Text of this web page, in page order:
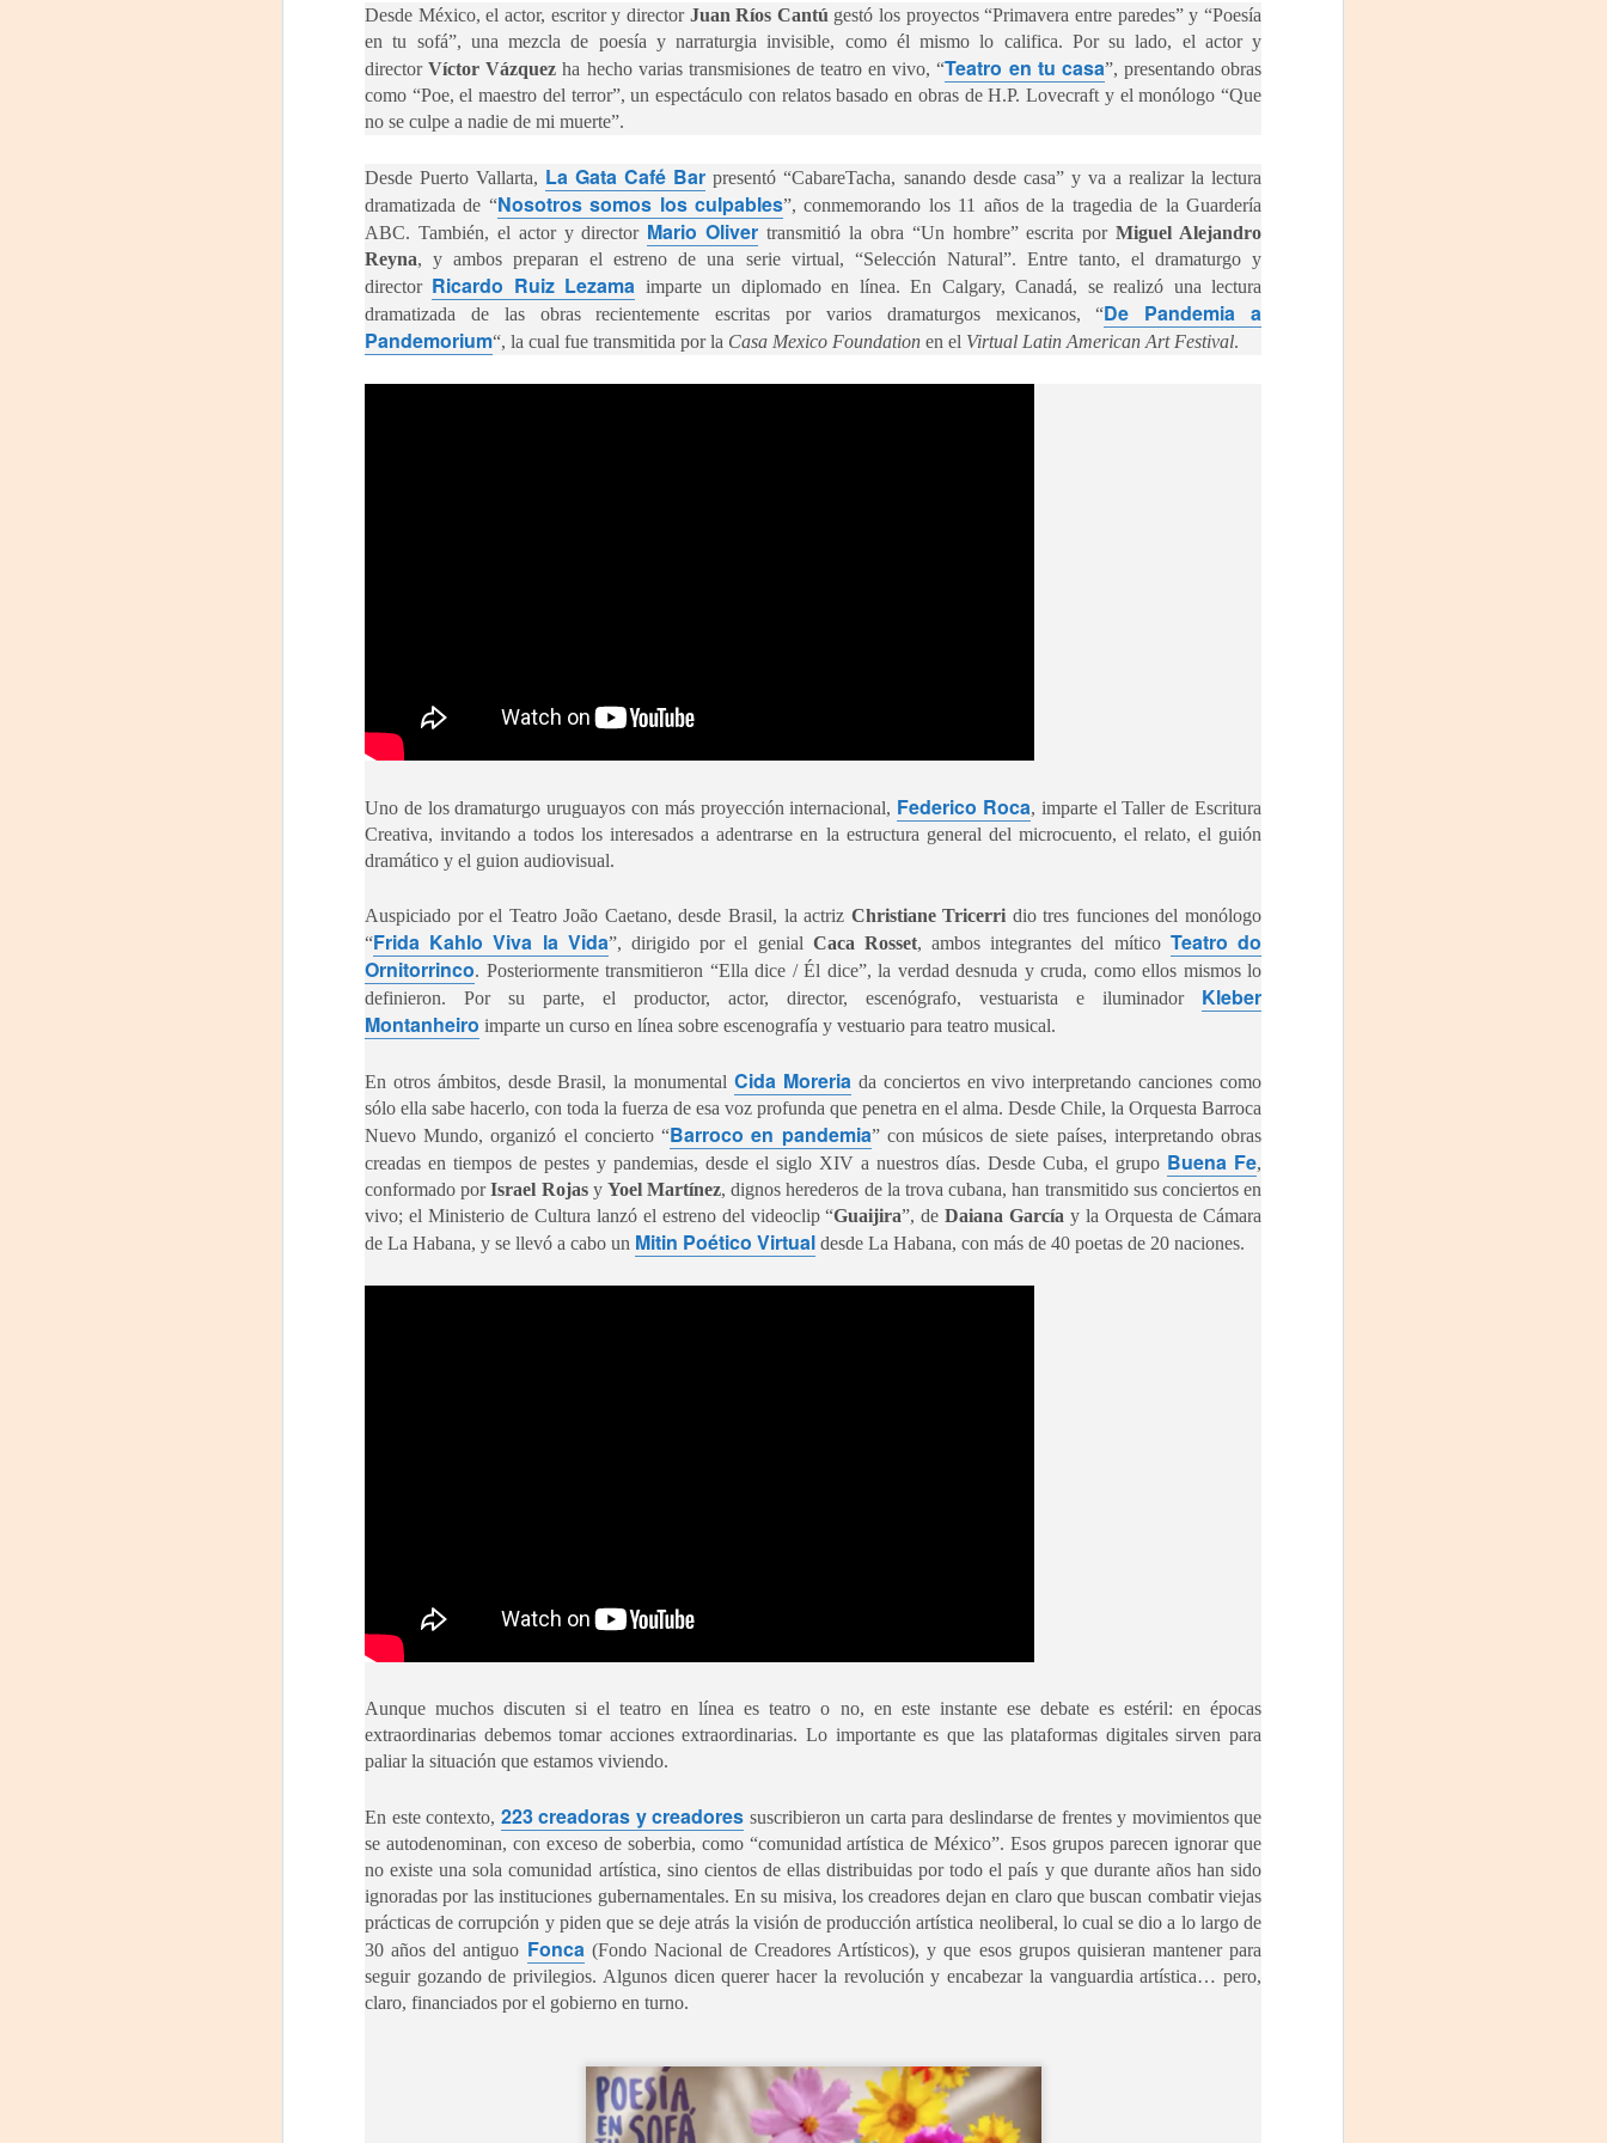
Desde México, el actor, escritor y director Juan Ríos Cantú gestó los proyectos “Primavera entre paredes” y “Poesía
en tu sofá”, una mezcla de poesía y narraturgia invisible, como él mismo lo califica. Por su lado, el actor y
directorVíctor Vázquez ha hecho varias transmisiones de teatro en vivo, “Teatro en tu casa”, presentando obras
como “Poe, el maestro del terror”, un espectáculo con relatos basado en obras de H.P. Lovecraft y el monólogo “Que
no se culpe a nadie de mi muerte”.
Desde Puerto Vallarta, La Gata Café Bar presentó “CabareTacha, sanando desde casa” y va a realizar la lectura
dramatizada de “Nosotros somos los culpables”, conmemorando los 11 años de la tragedia de la Guardería
ABC. También, el actor y director Mario Oliver transmitió la obra “Un hombre” escrita porMiguel Alejandro
Reyna, y ambos preparan el estreno de una serie virtual, “Selección Natural”. Entre tanto, el dramaturgo y
director Ricardo Ruiz Lezama imparte un diplomado en línea. En Calgary, Canadá, se realizó una lectura
dramatizada de las obras recientemente escritas por varios dramaturgos mexicanos, “De Pandemia a
Pandemorium“, la cual fue transmitida por la Casa Mexico Foundation en el Virtual Latin American Art Festival.
Uno de los dramaturgo uruguayos con más proyección internacional, Federico Roca, imparte el Taller de Escritura
Creativa, invitando a todos los interesados a adentrarse en la estructura general del microcuento, el relato, el guión
dramático y el guion audiovisual.
Auspiciado por el Teatro João Caetano, desde Brasil, la actriz Christiane Tricerri dio tres funciones del monólogo
“Frida Kahlo Viva la Vida”, dirigido por el genial Caca Rosset, ambos integrantes del mítico Teatro do
Ornitorrinco. Posteriormente transmitieron “Ella dice / Él dice”, la verdad desnuda y cruda, como ellos mismos lo
definieron. Por su parte, el productor, actor, director, escenógrafo, vestuarista e iluminador Kleber
Montanheiro imparte un curso en línea sobre escenografía y vestuario para teatro musical.
En otros ámbitos, desde Brasil, la monumentalCida Moreria da conciertos en vivo interpretando canciones como
sólo ella sabe hacerlo, con toda la fuerza de esa voz profunda que penetra en el alma. Desde Chile, la Orquesta Barroca
Nuevo Mundo, organizó el concierto “Barroco en pandemia” con músicos de siete países, interpretando obras
creadas en tiempos de pestes y pandemias, desde el siglo XIV a nuestros días. Desde Cuba, el grupo Buena Fe,
conformado porIsrael Rojasy Yoel Martínez, dignos herederos de la trova cubana, han transmitido sus conciertos en
vivo; el Ministerio de Cultura lanzó el estreno del videoclip “Guaijira”, deDaiana García y la Orquesta de Cámara
de La Habana, y se llevó a cabo un Mitin Poético Virtual desde La Habana, con más de 40 poetas de 20 naciones.
Aunque muchos discuten si el teatro en línea es teatro o no, en este instante ese debate es estéril: en épocas
extraordinarias debemos tomar acciones extraordinarias. Lo importante es que las plataformas digitales sirven para
paliar la situación que estamos viviendo.
En este contexto, 223 creadoras y creadores suscribieron un carta para deslindarse de frentes y movimientos que
se autodenominan, con exceso de soberbia, como “comunidad artística de México”. Esos grupos parecen ignorar que
no existe una sola comunidad artística, sino cientos de ellas distribuidas por todo el país y que durante años han sido
ignoradas por las instituciones gubernamentales. En su misiva, los creadores dejan en claro que buscan combatir viejas
prácticas de corrupción y piden que se deje atrás la visión de producción artística neoliberal, lo cual se dio a lo largo de
30 años del antiguo Fonca (Fondo Nacional de Creadores Artísticos), y que esos grupos quisieran mantener para
seguir gozando de privilegios. Algunos dicen querer hacer la revolución y encabezar la vanguardia artística… pero,
claro, financiados por el gobierno en turno.
hambruna
#AlimentarLaVida
Solidaridad con Pueblos Mayas en riesgo de hambruna.
Envía llamamientos al Estado mexicano para urgir:
📌 Implementación de un Plan de Emergencia Alimentaria hacia
pueblos originarios.
📌 Intervención del Comité Internacional de la Cruz Roja.
2
Frida Kahlo Viva la Vida - São Paulo
25 de Julho até dia 2 de agosto
Online / gratuito
1
Divorciadas - Monterrey
𝗘𝗹 𝗱𝗶𝘃𝗼𝗿𝗰𝗶𝗼 𝗽𝘂𝗲𝗱𝗲 𝘀𝗲𝗿 𝗲𝗹 𝗺𝗲𝗷𝗼𝗿 𝗱𝗲 𝗹𝗼𝘀 𝘁𝗿𝗶𝘂𝗻𝗳𝗼𝘀 𝘀𝗶 𝘀𝗲
𝗰𝘂𝗲𝗻𝘁𝗮 𝗰𝗼𝗻 𝗵𝘂𝗺𝗼𝗿.
amigas y disfruten de una noche sin dramas (𝘰 𝘤𝘰𝘯 𝘮𝘶𝘤𝘩𝘰𝘴, 𝘱𝘦𝘳𝘰 𝘥𝘦
𝘭𝘰𝘴 𝘲𝘶𝘦 𝘥𝘢𝘯 𝘳𝘪𝘴𝘢)!
FECHAS: Sábados 4 y 18 de Julio / 1 de Agosto
LUGAR: Foro Blake (Ensenada #103, Col.
28
Crónica: NI PRINCESAS NI ESCLAVAS, LA CRUDA
Y HUMORÍSTICA CRÍTICA SOCIAL
Por Gustavo H Cancino
Nuestros edificios como viejos amigos parecen esperar durante años el
instante preciso para revelar una vocación desconocida. Ésta vez, le
tocó al Museo de San Cristóbal (MUSAC), guardián de la memoria
histórica de la ciudad, el cuál vivió uno de esos momentos destinados a
permanecer en la historia cultural de Los Altos de Chiapas.
Las personas y organizaciones que suscribimos esta carta nos
mexicano mantiene con la justicia, los derechos humanos y la verdad.
JUL La noche que jamás existió - Montevideo
Domingos 12 y 19 de julio
6, 13, 20 y 27 de junio
PRÓXIMO ESTRENO MAYO 2026
Una obra de Humberto Robles dirigida por Andrés Leal Bentancur
Con las actuaciones de Fabiana Fine y Laura Barboza
Maquillaje y peinados del genio Fabián Tuboni
Técnico de sonido Gastón Veloso
18
Ni Princesas Ni Esclavas - San Cristóbal de las
Casas
17 y 18 de julio
Cuxtitali Expresion AC presenta :
Escrita por Humberto Robles
3era Temporada